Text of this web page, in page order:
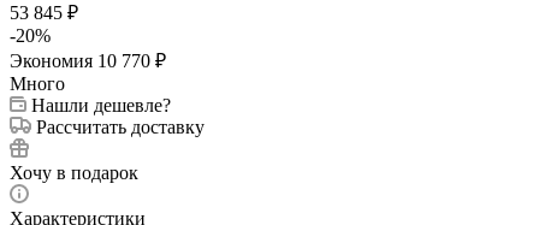
53 845 ₽
-20%
Экономия 10 770 ₽
Много
Нашли дешевле?
Рассчитать доставку
Хочу в подарок
Характеристики